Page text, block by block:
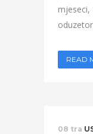
mjeseci,
READ
08 tra